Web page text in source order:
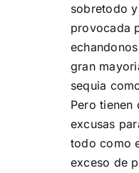
sobretodo
provocada
gran
sequia
Pero tienen
excusas
todo como
exceso de